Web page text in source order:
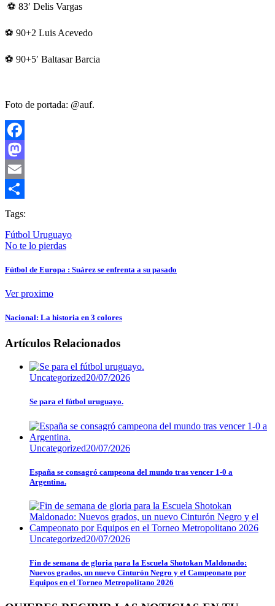
⚽ 83′ Delis Vargas
⚽ 90+2 Luis Acevedo
⚽ 90+5′ Baltasar Barcia
Foto de portada: @auf.
Facebook
Mastodon
Email
Compartir
Tags:
Fútbol Uruguayo
No te lo pierdas
Fútbol de Europa : Suárez se enfrenta a su pasado
Ver proximo
Nacional: La historia en 3 colores
Artículos Relacionados
Uncategorized20/07/2026
Se para el fútbol uruguayo.
Uncategorized20/07/2026
España se consagró campeona del mundo tras vencer 1-0 a
Argentina.
Uncategorized20/07/2026
Fin de semana de gloria para la Escuela Shotokan Maldonado:
Nuevos grados, un nuevo Cinturón Negro y el Campeonato por
Equipos en el Torneo Metropolitano 2026